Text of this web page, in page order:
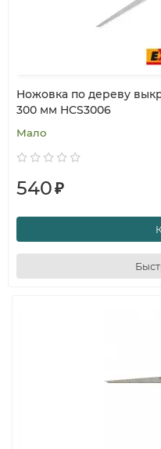
Ножовка по дереву
300 мм HCS3006
Мало
540₽